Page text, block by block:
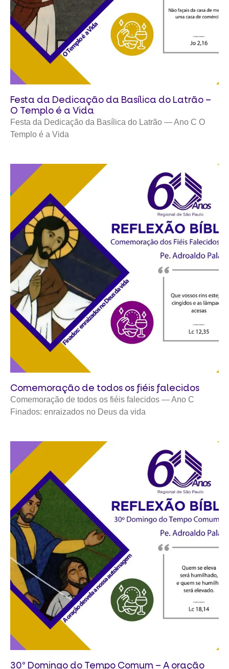
Festa da Dedicação da Basílica do Latrão –
O Templo é a Vida
Festa da Dedicação da Basílica do Latrão — Ano C O
Templo é a Vida
Comemoração de todos os fiéis falecidos
Comemoração de todos os fiéis falecidos — Ano C
Finados: enraizados no Deus da vida
30º Domingo do Tempo Comum – A oração